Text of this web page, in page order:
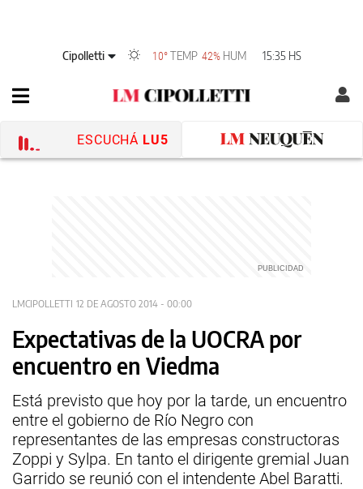
Cipolletti 10° TEMP 42% HUM 15:35 HS
ESCUCHÁ LU5
LMCIPOLLETTI 12 DE AGOSTO 2014 - 00:00
Expectativas de la UOCRA por
encuentro en Viedma
Está previsto que hoy por la tarde, un encuentro
entre el gobierno de Río Negro con
representantes de las empresas constructoras
Zoppi y Sylpa. En tanto el dirigente gremial Juan
Garrido se reunió con el intendente Abel Baratti.